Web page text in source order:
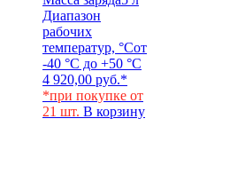
Диапазон
рабочих
температур, °Сот
-40 °С до +50 °С
4 920,00 руб.*
*при покупке от
21 шт. В корзину